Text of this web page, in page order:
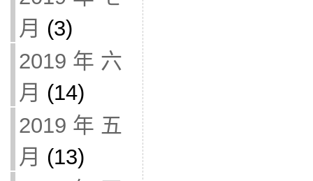
月 (3)
2019 年 六
月 (14)
2019 年 五
月 (13)